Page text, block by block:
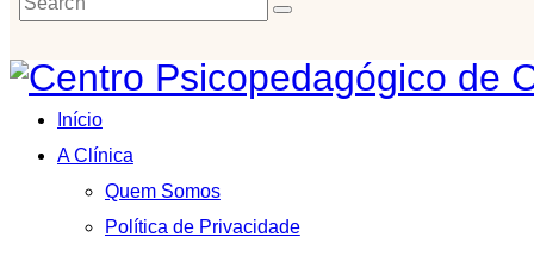
Início
A Clínica
Quem Somos
Política de Privacidade